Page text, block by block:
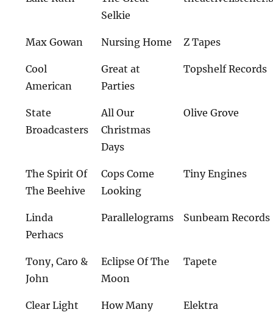
Selkie
Max Gowan Nursing Home Z Tapes
Cool
American
Great at
Parties
Topshelf Records
State
Broadcasters
All Our
Christmas
Days
Olive Grove
The Spirit Of
The Beehive
Cops Come
Looking
Tiny Engines
Linda
Perhacs
Parallelograms Sunbeam Records
Tony, Caro &
John
Eclipse Of The
Moon
Tapete
Clear Light
How Many
Elektra